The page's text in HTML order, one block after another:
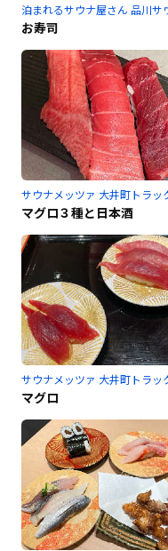
お寿司
マグロ３種と日本酒
マグロ